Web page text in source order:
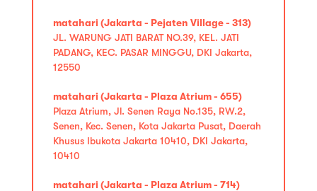
matahari (Jakarta - Pejaten Village - 313)
JL. WARUNG JATI BARAT NO.39, KEL. JATI
PADANG, KEC. PASAR MINGGU, DKI Jakarta,
12550
matahari (Jakarta - Plaza Atrium - 655)
Plaza Atrium, Jl. Senen Raya No.135, RW.2,
Senen, Kec. Senen, Kota Jakarta Pusat, Daerah
Khusus Ibukota Jakarta 10410, DKI Jakarta,
10410
matahari (Jakarta - Plaza Atrium - 714)